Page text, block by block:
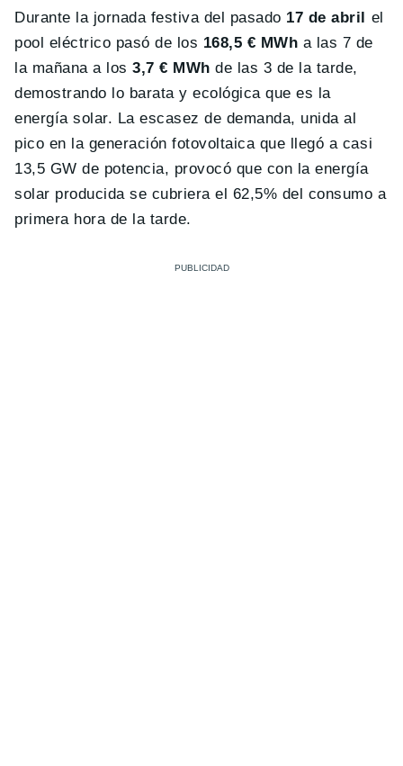
Durante la jornada festiva del pasado 17 de abril el
pool eléctrico pasó de los 168,5 € MWh a las 7 de
la mañana a los 3,7 € MWh de las 3 de la tarde,
demostrando lo barata y ecológica que es la
energía solar. La escasez de demanda, unida al
pico en la generación fotovoltaica que llegó a casi
13,5 GW de potencia, provocó que con la energía
solar producida se cubriera el 62,5% del consumo a
primera hora de la tarde.